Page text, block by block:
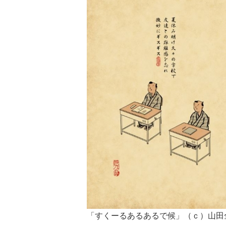
「すくーるあるあるで候」（ｃ）山